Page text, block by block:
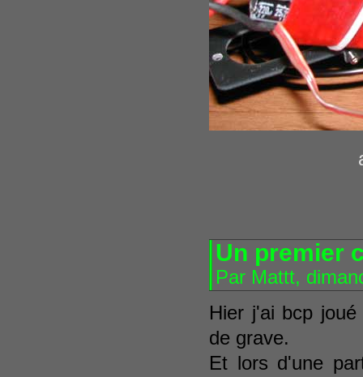
Un premier
Par Mattt,
Hier j'ai bcp
de grave.
Et lors d'une